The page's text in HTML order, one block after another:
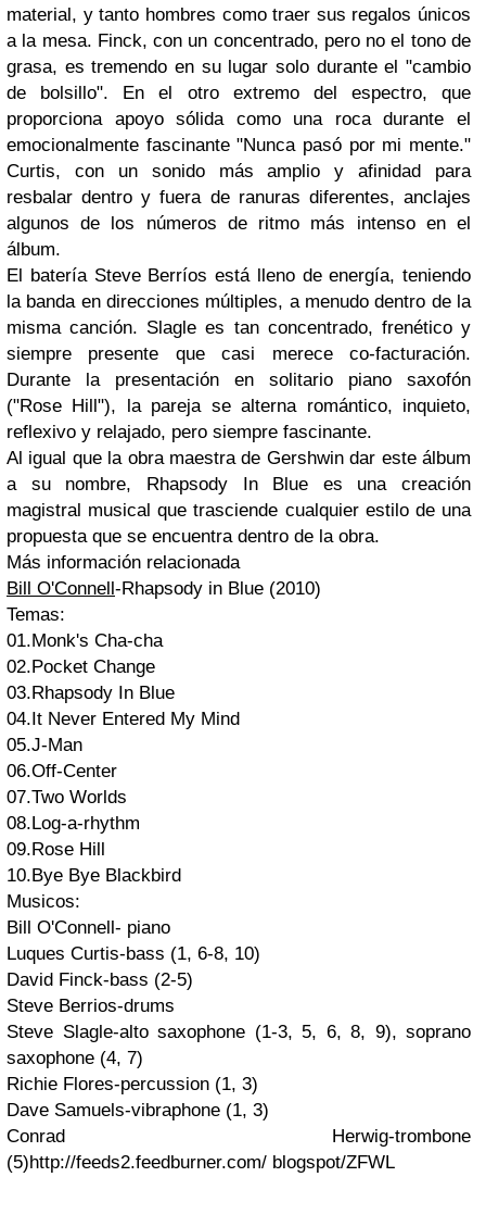
material, y tanto hombres como traer sus regalos únicos
a la mesa. Finck, con un concentrado, pero no el tono de
grasa, es tremendo en su lugar solo durante el "cambio
de bolsillo". En el otro extremo del espectro, que
proporciona apoyo sólida como una roca durante el
emocionalmente fascinante "Nunca pasó por mi mente."
Curtis, con un sonido más amplio y afinidad para
resbalar dentro y fuera de ranuras diferentes, anclajes
algunos de los números de ritmo más intenso en el
álbum.
El batería Steve Berríos está lleno de energía, teniendo
la banda en direcciones múltiples, a menudo dentro de la
misma canción. Slagle es tan concentrado, frenético y
siempre presente que casi merece co-facturación.
Durante la presentación en solitario piano saxofón
("Rose Hill"), la pareja se alterna romántico, inquieto,
reflexivo y relajado, pero siempre fascinante.
Al igual que la obra maestra de Gershwin dar este álbum
a su nombre, Rhapsody In Blue es una creación
magistral musical que trasciende cualquier estilo de una
propuesta que se encuentra dentro de la obra.
Más información relacionada
Bill O'Connell-Rhapsody in Blue (2010)
Temas:
01.Monk's Cha-cha
02.Pocket Change
03.Rhapsody In Blue
04.It Never Entered My Mind
05.J-Man
06.Off-Center
07.Two Worlds
08.Log-a-rhythm
09.Rose Hill
10.Bye Bye Blackbird
Musicos:
Bill O'Connell- piano
Luques Curtis-bass (1, 6-8, 10)
David Finck-bass (2-5)
Steve Berrios-drums
Steve Slagle-alto saxophone (1-3, 5, 6, 8, 9), soprano
saxophone (4, 7)
Richie Flores-percussion (1, 3)
Dave Samuels-vibraphone (1, 3)
Conrad Herwig-trombone
(5)http://feeds2.feedburner.com/ blogspot/ZFWL